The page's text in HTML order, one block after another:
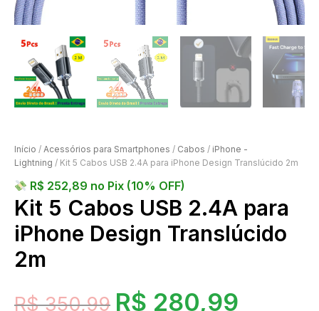
Início / Acessórios para Smartphones / Cabos / iPhone -
Lightning / Kit 5 Cabos USB 2.4A para iPhone Design Translúcido 2m
R$ 252,89 no Pix (10% OFF)
Kit 5 Cabos USB 2.4A para
iPhone Design Translúcido
2m
R$350,99 R$ 280,99